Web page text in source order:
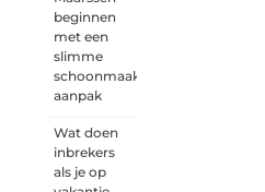
beginnen
met een
slimme
schoonmaak
aanpak
Wat doen
inbrekers
als je op